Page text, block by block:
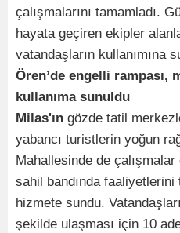
çalışmalarını tamamladı.
hayata geçiren ekipler
vatandaşların kullanımına
Ören’de engelli rampası,
kullanıma sunuldu
Milas'ın gözde tatil
yabancı turistlerin yoğun
Mahallesinde de
sahil bandında faaliyetlerini
hizmete sundu.
şekilde ulaşması için 10